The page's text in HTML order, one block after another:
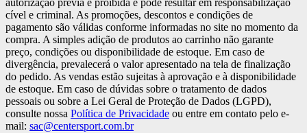
autorização prévia é proibida e pode resultar em responsabilização
cível e criminal. As promoções, descontos e condições de
pagamento são válidas conforme informadas no site no momento da
compra. A simples adição de produtos ao carrinho não garante
preço, condições ou disponibilidade de estoque. Em caso de
divergência, prevalecerá o valor apresentado na tela de finalização
do pedido. As vendas estão sujeitas à aprovação e à disponibilidade
de estoque. Em caso de dúvidas sobre o tratamento de dados
pessoais ou sobre a Lei Geral de Proteção de Dados (LGPD),
consulte nossa Política de Privacidade ou entre em contato pelo e-
mail: sac@centersport.com.br